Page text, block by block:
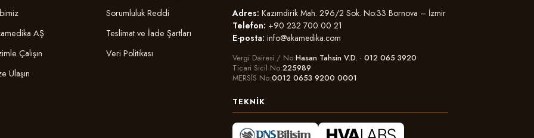
AŞ
Çalışın
Ulaşın
Sorumluluk Reddi
Teslimat ve İade Şartları
Veri Politikası
Adres: Kazımdirik Mah. 296/2 Sok. No:33 Bornova – İzmir
Telefon: +90 232 700 00 21
E-posta: info@akamedika.com
Vergi Dairesi / No Hasan Tahsin V.D. · 012 065 3920
Ticari Sicil No 225989
MERSİS No 0012 0653 9200 0001
TEKNIK